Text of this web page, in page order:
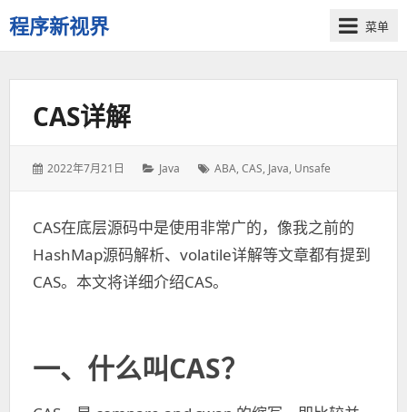
程序新视界
开
启
菜单
CAS详解
发
2022年7月21日
分
Java
标
ABA,CAS, Java, Unsafe
CAS在底层源码中是使用非常广的，像我之前的
HashMap源码解析、volatile详解等文章都有提到
CAS。本文将详细介绍CAS。
一、什么叫CAS？